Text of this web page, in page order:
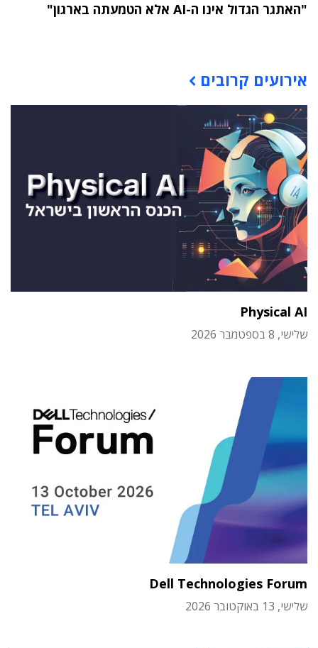
"האתגר הגדול אינו ה-AI אלא הטמעתה בארגון"
אירועים קרובים
Physical AI
שלישי, 8 בספטמבר 2026
Dell Technologies Forum
שלישי, 13 באוקטובר 2026